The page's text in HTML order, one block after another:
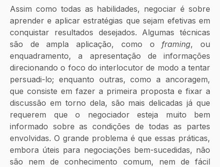
Assim como todas as habilidades, negociar é sobre
aprender e aplicar estratégias que sejam efetivas em
conquistar resultados desejados. Algumas técnicas
são de ampla aplicação, como o framing, ou
enquadramento, a apresentação de informações
direcionando o foco do interlocutor de modo a tentar
persuadi-lo; enquanto outras, como a ancoragem,
que consiste em fazer a primeira proposta e fixar a
discussão em torno dela, são mais delicadas já que
requerem que o negociador esteja muito bem
informado sobre as condições de todas as partes
envolvidas. O grande problema é que essas práticas,
embora úteis para negociações bem-sucedidas, não
são nem de conhecimento comum, nem de fácil